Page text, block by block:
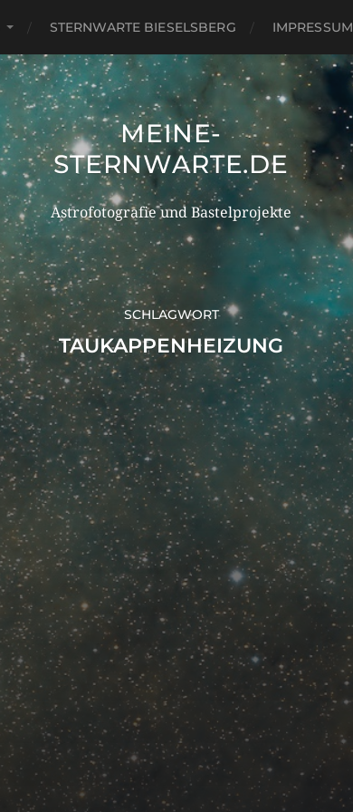
STERNWARTE BIESELSBERG IMPRESSUM
MEINE-
STERNWARTE.DE
Astrofotografie und Bastelprojekte
SCHLAGWORT
TAUKAPPENHEIZUNG
Mastodon